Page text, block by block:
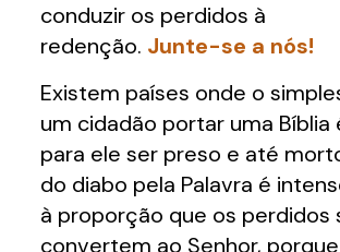
conduzir os perdidos à
redenção. Junte-se a nós!
Existem países onde o
um cidadão portar uma Bíblia
para ele ser preso e até
do diabo pela Palavra é
à proporção que os perdidos
convertem ao Senhor,